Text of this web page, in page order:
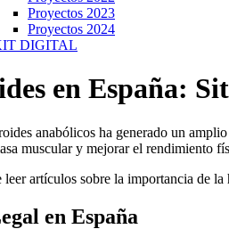
Proyectos 2023
Proyectos 2024
DIGITAL
en España:
anabólicos ha generado un
muscular y mejorar el rendimiento
leer artículos sobre la importancia de la
en España